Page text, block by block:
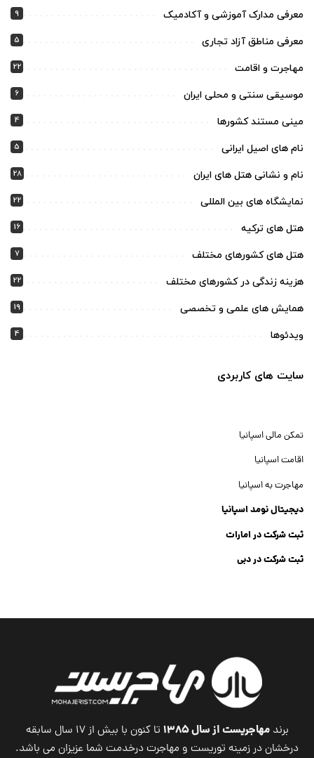
معرفی مدارک آموزشی و آکادمیک 9
معرفی مناطق آزاد تجاری 5
مهاجرت و اقامت 22
موسیقی سنتی و محلی ایران 6
مینی مستند کشورها 4
نام های اصیل ایرانی 5
نام و نشانی هتل های ایران 28
نمایشگاه های بین المللی 22
هتل های ترکیه 16
هتل های کشورهای مختلف 7
هزینه زندگی در کشورهای مختلف 22
همایش های علمی و تخصصی 19
ویدئوها 4
سایت های کاربردی
تمکن مالی اسپانیا
اقامت اسپانیا
مهاجرت به اسپانیا
دیجیتال نومد اسپانیا
ثبت شرکت در امارات
ثبت شرکت در دبی
برندمهاجریست از سال ۱۳۸۵
تا کنون با بیش از ۱۷ سال سابقه
درخشان در زمینه توریست و مهاجرت درخدمت شما عزیزان می باشد.